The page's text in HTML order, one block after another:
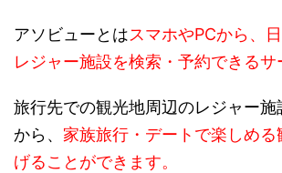
アソビューとはスマホやPCから、
レジャー施設を検索・予約できるサ
旅行先での観光地周辺のレジャー施
から、 家族旅行・デートで楽しめ
げることができます。